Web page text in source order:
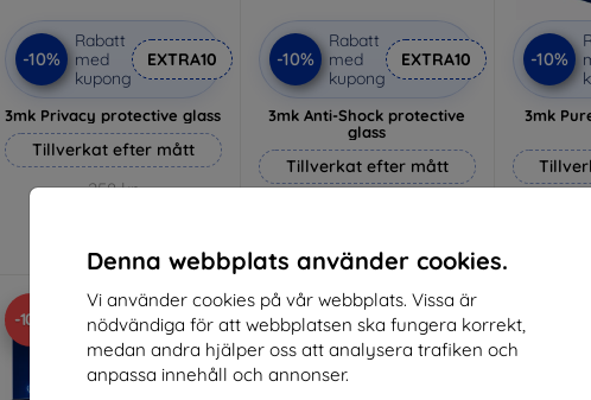
Denna webbplats använder cookies.
Vi använder cookies på vår webbplats. Vissa är
nödvändiga för att webbplatsen ska fungera korrekt,
medan andra hjälper oss att analysera trafiken och
anpassa innehåll och annonser.
-10%
Rabatt
med
kupong
EXTRA10
3mk Privacy protective glass
Tillverkat efter mått
258 kr
I lager 3 st
-10%
Rabatt
med
kupong
EXTRA10
3mk Anti-Shock protective
glass
Tillverkat efter mått
I lager > 5 st
-10%
3mk
I
-10% -10%